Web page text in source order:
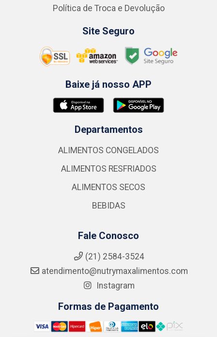
Política de Troca e Devolução
Site Seguro
Baixe já nosso APP
Departamentos
ALIMENTOS CONGELADOS
ALIMENTOS RESFRIADOS
ALIMENTOS SECOS
BEBIDAS
Fale Conosco
(21) 2584-3524
atendimento@nutrymaxalimentos.com
Instagram
Formas de Pagamento